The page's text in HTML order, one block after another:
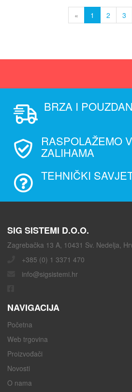
« 1 2 3
BRZA I
RASPOLAŽEMO
ZALIHAMA
TEHNIČKI
SIG SISTEMI D.O.O.
Zagrebačka 13 A, 10431 Sv. Nedelja,
+385 (0) 1 3371 470
info@sigsistemi.hr
NAVIGACIJA
Početna
Web trgovina
Proizvođači
Novosti
O nama